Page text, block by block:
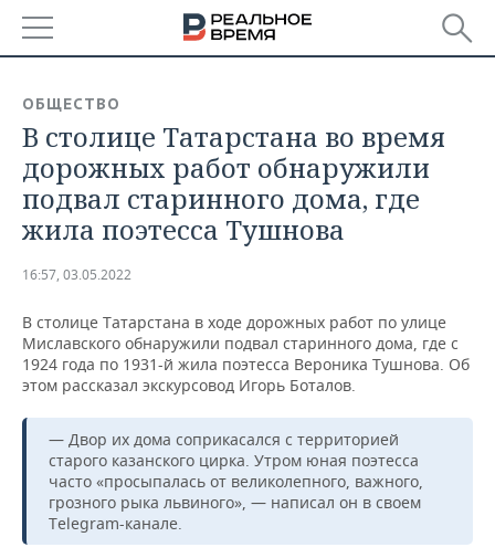
БАШКОРТОСТАН
ТАТАРСТАН
УДМУРТИЯ
НОВОСТИ
АНАЛИТИКА
НОВОСТИ АНАЛИТИКИ
ДЕКЛАРАЦИИ О ДОХОДАХ
КОРОЛИ ГОСЗАКАЗА ПФО
ВУЗЫ ТАТАРСТАНА
КОМУ ПРИНАДЛЕЖАТ
ТОРГОВЫЕ ЦЕНТРЫ
ТАТАРСТАНА
ЭКОНОМИКА
НОВОСТИ ЭКОНОМИКИ
ФИНАНСЫ
БАНКИ
БЮДЖЕТ
ИНВЕСТИЦИИ
ПРОМЫШЛЕННОСТЬ
НОВОСТИ
ПРОМЫШЛЕННОСТИ
АГРОПРОМ
МАШИНОСТРОЕНИЕ
НЕФТЕХИМИЯ
НЕДВИЖИМОСТЬ
НОВОСТИ НЕДВИЖИМОСТИ
АВТО
НОВОСТИ АВТО
БИЗНЕС
НОВОСТИ БИЗНЕСА
РОЗНИЧНАЯ ТОРГОВЛЯ
ТЕХНОЛОГИИ
НОВОСТИ ТЕХНОЛОГИЙ
МЕРОПРИЯТИЯ
ОБЩЕСТВО
В столице Татарстана во время
дорожных работ обнаружили
подвал старинного дома, где
жила поэтесса Тушнова
16:57, 03.05.2022
В столице Татарстана в ходе дорожных работ по улице
Миславского обнаружили подвал старинного дома, где с
1924 года по 1931-й жила поэтесса Вероника Тушнова. Об
этом рассказал экскурсовод Игорь Боталов.
— Двор их дома соприкасался с территорией
старого казанского цирка. Утром юная поэтесса
часто «просыпалась от великолепного, важного,
грозного рыка львиного», — написал он в своем
Telegram-канале.